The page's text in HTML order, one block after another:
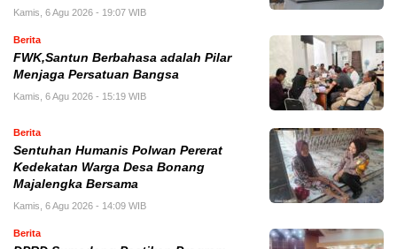
Kamis, 6 Agu 2026 - 19:07 WIB
Berita
FWK,Santun Berbahasa adalah Pilar
Menjaga Persatuan Bangsa
Kamis, 6 Agu 2026 - 15:19 WIB
Berita
Sentuhan Humanis Polwan Pererat
Kedekatan Warga Desa Bonang
Majalengka Bersama
Kamis, 6 Agu 2026 - 14:09 WIB
Berita